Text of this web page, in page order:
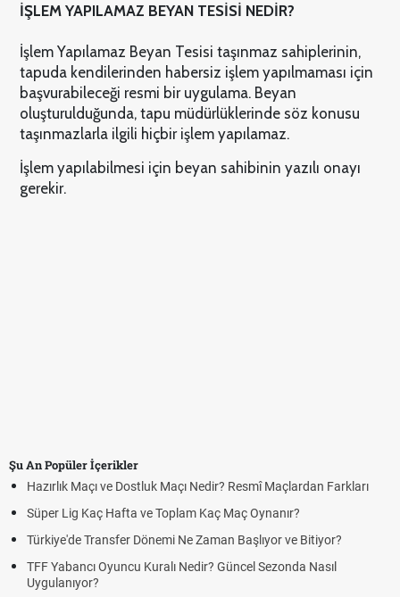
İŞLEM YAPILAMAZ BEYAN TESİSİ NEDİR?
İşlem Yapılamaz Beyan Tesisi taşınmaz sahiplerinin,
tapuda kendilerinden habersiz işlem yapılmaması için
başvurabileceği resmi bir uygulama. Beyan
oluşturulduğunda, tapu müdürlüklerinde söz konusu
taşınmazlarla ilgili hiçbir işlem yapılamaz.
İşlem yapılabilmesi için beyan sahibinin yazılı onayı
gerekir.
Şu An Popüler İçerikler
Hazırlık Maçı ve Dostluk Maçı Nedir? Resmî Maçlardan Farkları
Süper Lig Kaç Hafta ve Toplam Kaç Maç Oynanır?
Türkiye'de Transfer Dönemi Ne Zaman Başlıyor ve Bitiyor?
TFF Yabancı Oyuncu Kuralı Nedir? Güncel Sezonda Nasıl
Uygulanıyor?